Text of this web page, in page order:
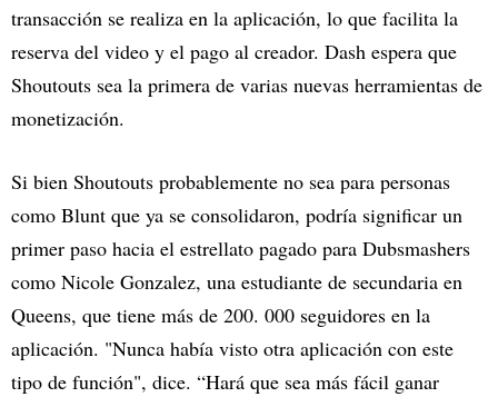
transacción se realiza en la aplicación, lo que facilita la
reserva del video y el pago al creador. Dash espera que
Shoutouts sea la primera de varias nuevas herramientas de
monetización.
Si bien Shoutouts probablemente no sea para personas
como Blunt que ya se consolidaron, podría significar un
primer paso hacia el estrellato pagado para Dubsmashers
como Nicole Gonzalez, una estudiante de secundaria en
Queens, que tiene más de 200. 000 seguidores en la
aplicación. "Nunca había visto otra aplicación con este
tipo de función", dice. “Hará que sea más fácil ganar